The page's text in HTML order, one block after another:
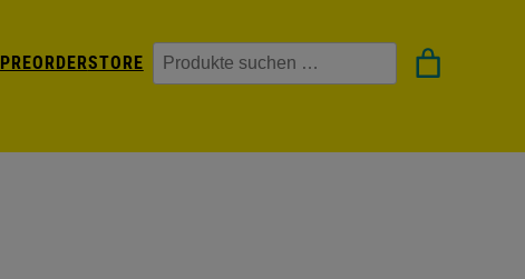
PREORDERSTORE Suchen